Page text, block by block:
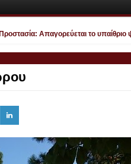
Απαγορεύεται το υπαίθριο